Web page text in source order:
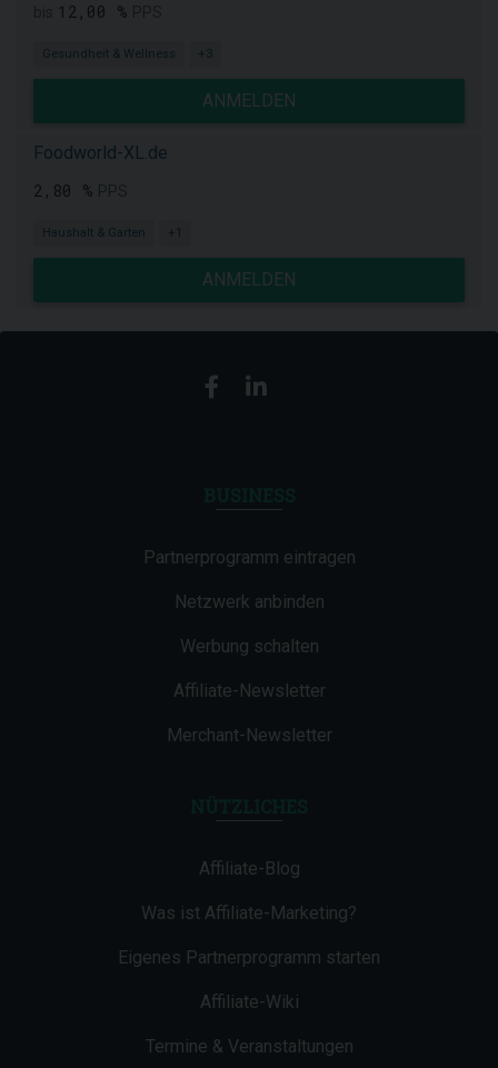
12,00 %
Gesundheit & Wellness +3
ANMELDEN
Foodworld-XL.de
2,80 %
Haushalt & Garten +1
ANMELDEN
Partnerprogramm eintragen
Netzwerk anbinden
Werbung schalten
Affiliate-Newsletter
Merchant-Newsletter
Affiliate-Blog
Was ist Affiliate-Marketing?
Eigenes Partnerprogramm starten
Affiliate-Wiki
Termine & Veranstaltungen